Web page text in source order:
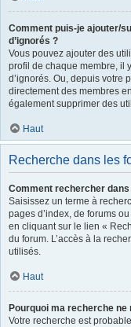
Comment puis-je ajouter/
d’ignorés ?
Vous pouvez ajouter des
profil de chaque membre, il
d’ignorés. Ou, depuis votre
directement des membres
également supprimer des
Haut
Recherche dans les
Comment rechercher
Saisissez un terme à
pages d’index, de forums
en cliquant sur le lien «
du forum. L’accès à la
utilisés.
Haut
Pourquoi ma recherche
Votre recherche est